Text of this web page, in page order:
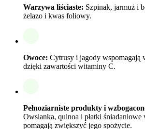
Warzywa liściaste: Szpinak, jarmuż i
żelazo i kwas foliowy.
Owoce: Cytrusy i jagody wspomagają
dzięki zawartości witaminy C.
Pełnoziarniste produkty i
Owsianka, quinoa i płatki śniadaniowe
pomagają zwiększyć jego spożycie.